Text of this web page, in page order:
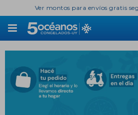
Ver montos para envíos gratis
